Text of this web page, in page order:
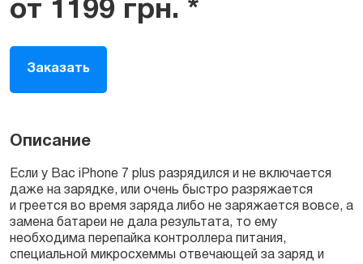
от 1199 грн. *
Заказать
Описание
Если у Вас iPhone 7 plus разрядился и не включается
даже на зарядке, или очень быстро разряжается
и греется во время заряда либо не заряжается вовсе, а
замена батареи не дала результата, то ему
необходима перепайка контроллера питания,
специальной микросхеммы отвечающей за заряд и